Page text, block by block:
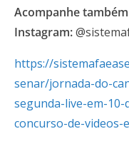
Acompanhe
Instagram:
https://
senar/jornada-do-
segunda-live-em-
concurso-de-videos-